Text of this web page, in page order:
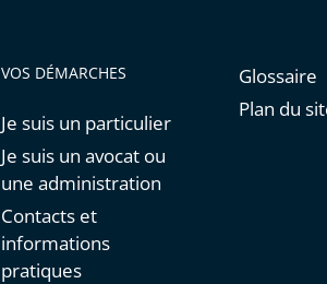
VOS DÉMARCHES
Je suis un particulier
Je suis un avocat ou
une administration
Contacts et
informations
pratiques
Glossaire
Plan du